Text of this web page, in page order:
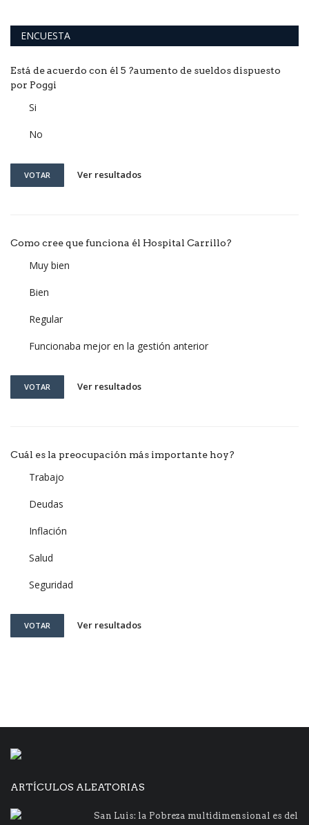
ENCUESTA
Está de acuerdo con él 5 ?aumento de sueldos dispuesto
por Poggi
Si
No
VOTAR Ver resultados
Como cree que funciona él Hospital Carrillo?
Muy bien
Bien
Regular
Funcionaba mejor en la gestión anterior
VOTAR Ver resultados
Cuál es la preocupación más importante hoy?
Trabajo
Deudas
Inflación
Salud
Seguridad
VOTAR Ver resultados
ARTÍCULOS ALEATORIAS
San Luis: la Pobreza multidimensional es del